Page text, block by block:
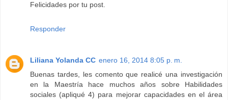
Felicidades por tu post.
Responder
Liliana Yolanda CC enero 16, 2014 8:05 p. m.
Buenas tardes, les comento que realicé una investigación
en la Maestría hace muchos años sobre Habilidades
sociales (apliqué 4) para mejorar capacidades en el área